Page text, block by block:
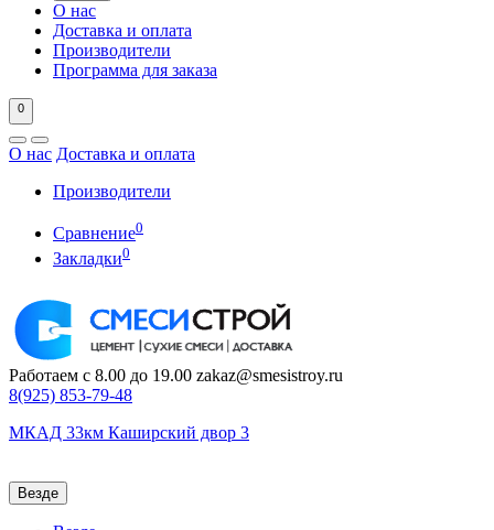
О нас
Доставка и оплата
Производители
Программа для заказа
0
О нас Доставка и оплата
Производители
Сравнение0
Закладки0
Работаем с 8.00 до 19.00 zakaz@smesistroy.ru
8(925) 853-79-48
МКАД 33км Каширский двор 3
Везде